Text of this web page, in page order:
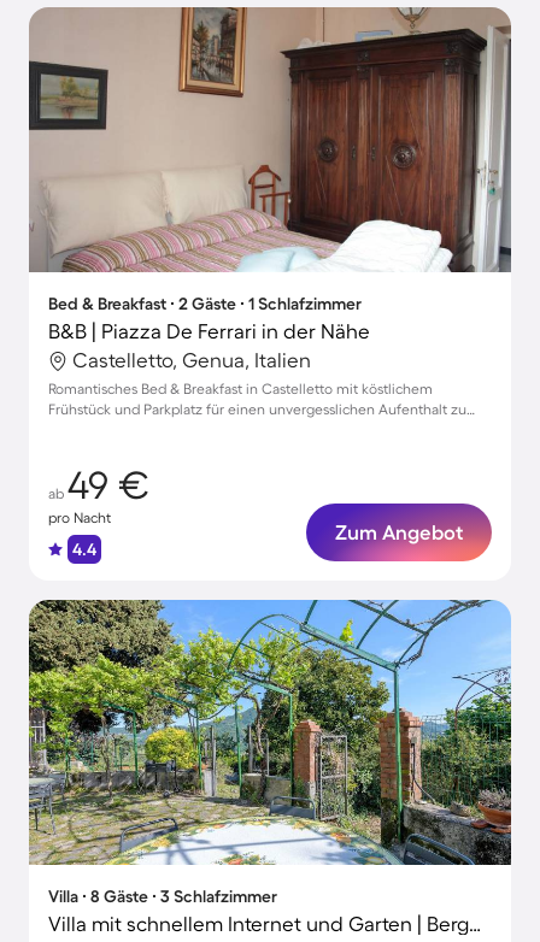
Bed & Breakfast ∙ 2 Gäste ∙ 1 Schlafzimmer
B&B | Piazza De Ferrari in der Nähe
Castelletto, Genua, Italien
Romantisches Bed & Breakfast in Castelletto mit köstlichem
Frühstück und Parkplatz für einen unvergesslichen Aufenthalt zu
ab 49 €
pro Nacht
4.4
Zum Angebot
Villa ∙ 8 Gäste ∙ 3 Schlafzimmer
Villa mit schnellem Internet und Garten | Bergblick